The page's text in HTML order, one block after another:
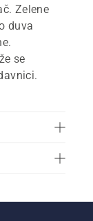
Zelene
duva
se